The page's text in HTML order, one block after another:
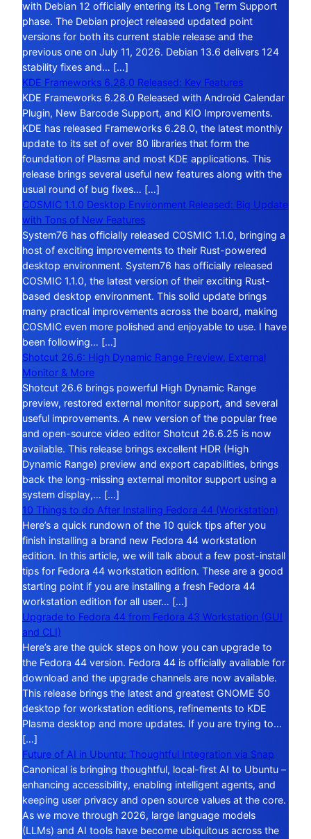
with Debian 12 officially entering its Long Term Support
phase. The Debian project released updated point
versions for both its current stable release and the
previous one on July 11, 2026. Debian 13.6 delivers 124
stability fixes and… […]
KDE Frameworks 6.28.0 Released: Key Features
KDE Frameworks 6.28.0 Released with Android Calendar
Plugin, New Barcode Support, and KIO Improvements.
KDE has released Frameworks 6.28.0, the latest monthly
update to its set of over 80 libraries that form the
foundation of Plasma and most KDE applications. This
release brings several useful new features along with the
usual round of bug fixes… […]
COSMIC 1.1.0 Desktop Environment Released: Big Update
with Tons of New Features
System76 has officially released COSMIC 1.1.0, bringing a
host of exciting improvements to their Rust-powered
desktop environment. System76 has officially released
COSMIC 1.1.0, the latest version of their exciting Rust-
based desktop environment. This solid update brings
many practical improvements across the board, making
COSMIC even more polished and enjoyable to use. I have
been following… […]
Shotcut 26.6: High Dynamic Range Preview, External
Monitor & More
Shotcut 26.6 brings powerful High Dynamic Range
preview, restored external monitor support, and several
useful improvements. A new version of the popular free
and open-source video editor Shotcut 26.6.25 is now
available. This release brings excellent HDR (High
Dynamic Range) preview and export capabilities, brings
back the long-missing external monitor support using a
system display,… […]
10 Things to do After Installing Fedora 44 (Workstation)
Here’s a quick rundown of the 10 quick tips after you
finish installing a brand new Fedora 44 workstation
edition. In this article, we will talk about a few post-install
tips for Fedora 44 workstation edition. These are a good
starting point if you are installing a fresh Fedora 44
workstation edition for all user… […]
Upgrade to Fedora 44 from Fedora 43 Workstation (GUI
and CLI)
Here’s are the quick steps on how you can upgrade to
the Fedora 44 version. Fedora 44 is officially available for
download and the upgrade channels are now available.
This release brings the latest and greatest GNOME 50
desktop for workstation editions, refinements to KDE
Plasma desktop and more updates. If you are trying to…
[…]
Future of AI in Ubuntu: Thoughtful Integration via Snap
Canonical is bringing thoughtful, local-first AI to Ubuntu –
enhancing accessibility, enabling intelligent agents, and
keeping user privacy and open source values at the core.
As we move through 2026, large language models
(LLMs) and AI tools have become ubiquitous across the